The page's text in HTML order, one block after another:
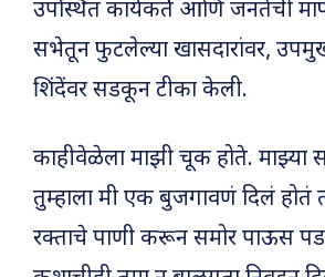
उपस्थित कार्यकर्ते आणि जनतेची
सभेतून फुटलेल्या खासदारांवर,
शिंदेंवर सडकून टीका केली.
काहीवेळेला माझी चूक होते. माझ्या
तुम्हाला मी एक बुजगावणं दिलं होतं
रक्ताचे पाणी करून समोर पाऊस